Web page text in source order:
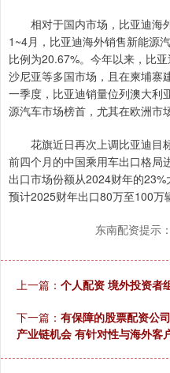
相对于国内市场，比亚迪海
1~4月，比亚迪海外销售新能源
比例为20.67%。今年以来，比
沙尼亚等多国市场，且在柬埔寨
一季度，比亚迪销量位列澳大利
源汽车市场榜首，尤其在欧洲市
花旗近日再次上调比亚迪目
前四个月的中国乘用车出口格局
出口市场份额从2024财年的
预计2025财年出口80万至100万
东南配资提示
上一篇： 个人配资 境外投资者
下一篇： 有保障的股票配资公
产业链机会 有针对性与海外客